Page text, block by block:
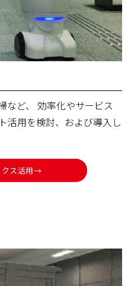
など、 効率化やサービス
活用を検討、および導入し
クス活用→